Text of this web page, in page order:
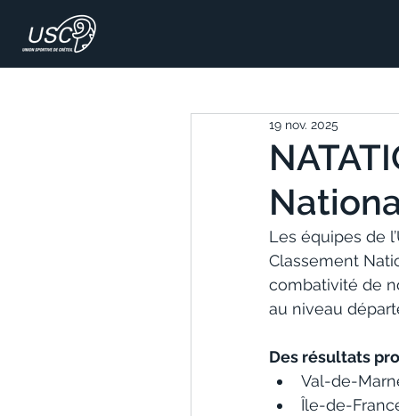
19 nov. 2025
Les équipes de
Classement
combativité de
au niveau
Des résultats
Val-de-
Île-de-